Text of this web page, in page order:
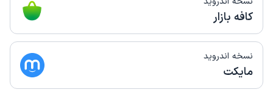
کافه بازار
نسخه اندروید
مایکت